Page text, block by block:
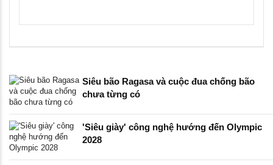
Siêu bão Ragasa và cuộc đua chống bão
chưa từng có
'Siêu giày' công nghệ hướng đến Olympic
2028